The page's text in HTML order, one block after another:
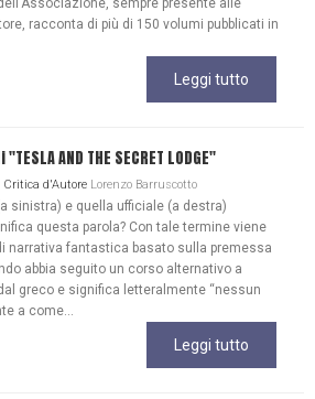
sempre presente alle
racconta di più di 150 volumi pubblicati in
Leggi tutto
AND THE SECRET LODGE"
Critica d'Autore Lorenzo Barruscotto
sinistra) e quella ufficiale (a destra)
questa parola? Con tale termine viene
narrativa fantastica basato sulla premessa
abbia seguito un corso alternativo a
greco e significa letteralmente “nessun
a come...
Leggi tutto